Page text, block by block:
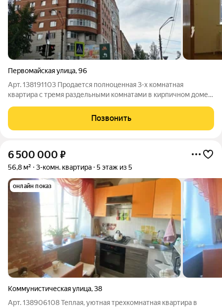
Первомайская улица,96
Арт. 138191103 Продается полноценная 3-х комнатная
квартира с тремя раздельными комнатами в кирпичном доме в
качественный с толстыми кирпичными стенами, хорошей
шумоизоляцией, в доме , в котором
Позвонить
6 500 000 ₽
56,8 м² 3-комн. квартира 5 этаж из 5
онлайн показ
Коммунистическая улица,38
Арт. 138906108 Теплая, уютная трехкомнатная квартира в